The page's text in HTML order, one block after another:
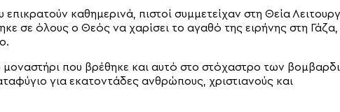
καθημερινά, πιστοί συμμετείχαν στη Θεία
σε όλους ο Θεός να χαρίσει το αγαθό της ειρήνης στη Γάζα,
που βρέθηκε και αυτό στο στόχαστρο των
για εκατοντάδες ανθρώπους, χριστιανούς και